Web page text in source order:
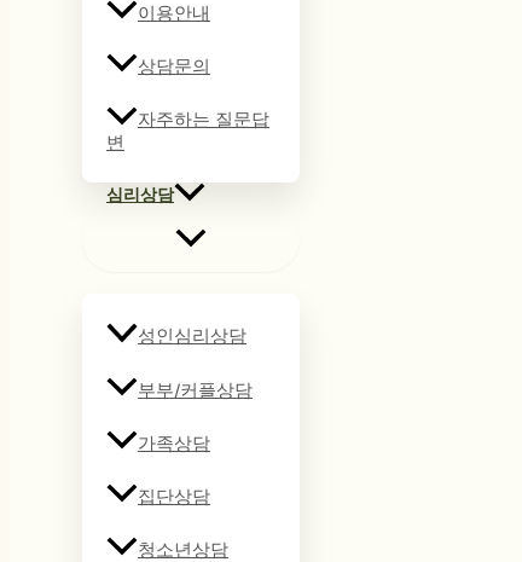
이용안내
상담문의
자주하는 질문답
변
심리상담
성인심리상담
부부/커플상담
가족상담
집단상담
청소년상담